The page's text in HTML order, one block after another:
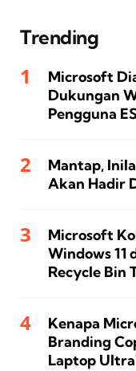
Trending
Microsoft
Dukungan
Pengguna
Mantap,
Akan Hadir
Microsoft
Windows 11
Recycle Bin
Kenapa
Branding
Laptop